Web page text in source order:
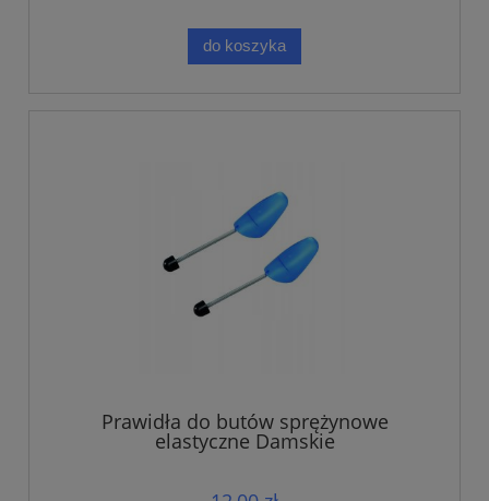
do koszyka
Prawidła do butów sprężynowe
elastyczne Damskie